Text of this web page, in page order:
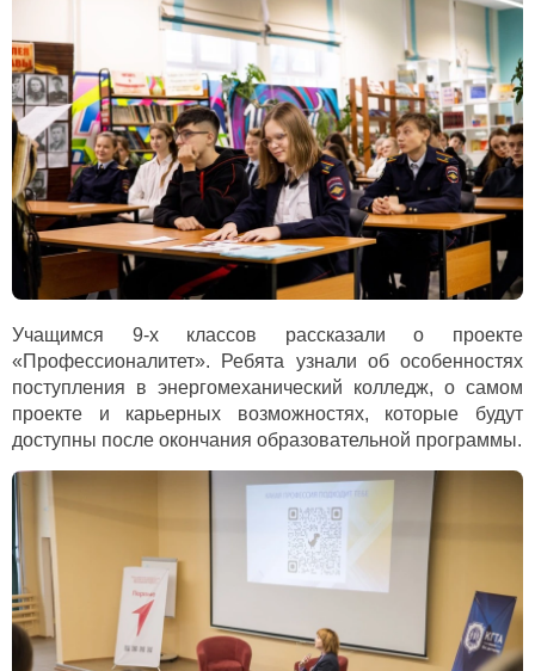
Учащимся 9-х классов рассказали о проекте
«Профессионалитет». Ребята узнали об особенностях
поступления в энергомеханический колледж, о самом
проекте и карьерных возможностях, которые будут
доступны после окончания образовательной программы.